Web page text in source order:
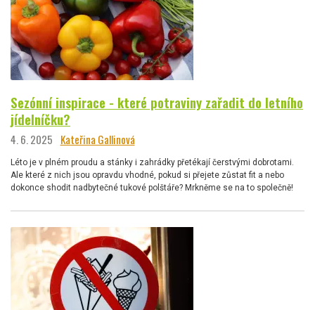
Sezónní inspirace - které potraviny zařadit do letního
jídelníčku?
4. 6. 2025 Kateřina Gallinová
Léto je v plném proudu a stánky i zahrádky přetékají čerstvými dobrotami.
Ale které z nich jsou opravdu vhodné, pokud si přejete zůstat fit a nebo
dokonce shodit nadbytečné tukové polštáře? Mrkněme se na to společně!